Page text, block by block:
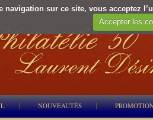
navigation sur ce site, vous acceptez
Accepter les
NOUVEAUTÉS